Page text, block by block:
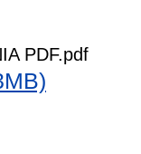
PDF.pdf